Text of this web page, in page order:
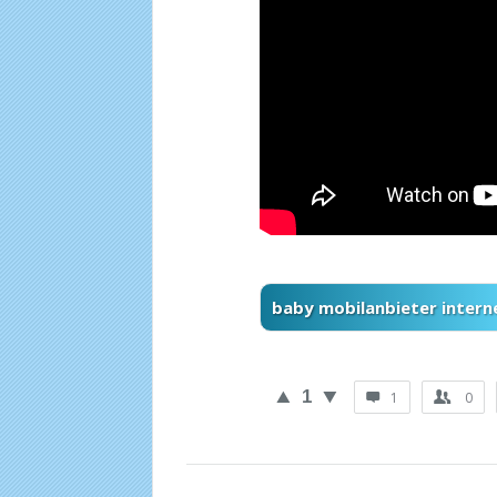
baby mobilanbieter
1 1 0